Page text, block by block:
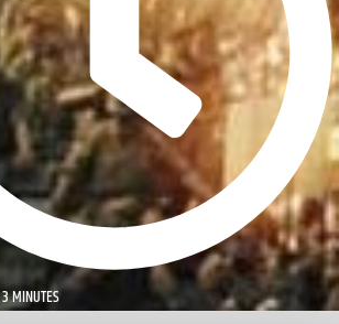
MINUTES